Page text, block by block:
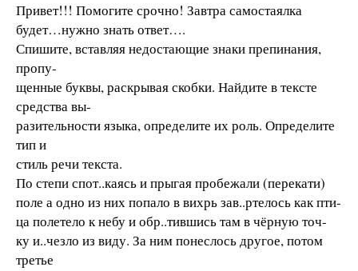
Привет!!! Помогите срочно! Завтра самостаялка
будет…нужно знать ответ….
Спишите, вставляя недостающие знаки препинания,
пропу-
щенные буквы, раскрывая скобки. Найдите в тексте
средства вы-
разительности языка, определите их роль. Определите
тип и
стиль речи текста.
По степи спот..каясь и прыгая пробежали (перекати)
поле а одно из них попало в вихрь зав..ртелось как пти-
ца полетело к небу и обр..тившись там в чёрную точ-
ку и..чезло из виду. За ним понеслось другое, потом
третье